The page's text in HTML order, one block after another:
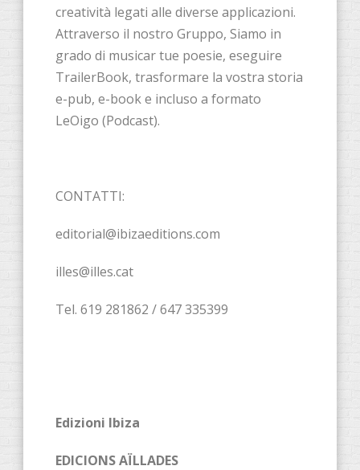
creatività legati alle diverse applicazioni.
Attraverso il nostro Gruppo, Siamo in
grado di musicar tue poesie, eseguire
TrailerBook, trasformare la vostra storia
e-pub, e-book e incluso a formato
LeOigo (Podcast).
CONTATTI:
editorial@ibizaeditions.com
illes@illes.cat
Tel. 619 281862 / 647 335399
Edizioni Ibiza
EDICIONS AÏLLADES